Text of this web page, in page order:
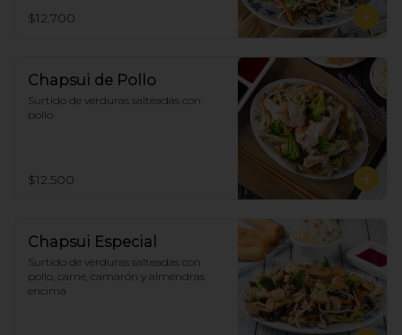
$12.700
Chapsui de Pollo
Surtido de verduras salteadas con
pollo
$12.500
Chapsui Especial
Surtido de verduras salteadas con
pollo, carne, camarón y almendras
encima